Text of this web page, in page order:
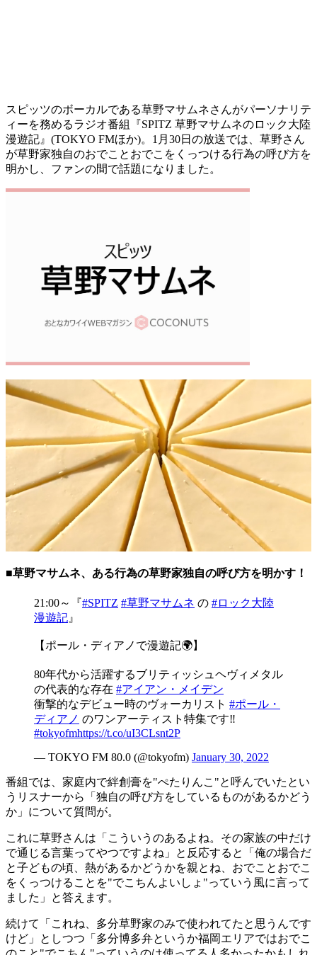
スピッツのボーカルである草野マサムネさんがパーソナリテ
ィーを務めるラジオ番組『SPITZ 草野マサムネのロック大陸
漫遊記』(TOKYO FMほか)。1月30日の放送では、草野さん
が草野家独自のおでことおでこをくっつける行為の呼び方を
明かし、ファンの間で話題になりました。
■草野マサムネ、ある行為の草野家独自の呼び方を明かす！
21:00～『#SPITZ #草野マサムネ の #ロック大陸
漫遊記 』
【ポール・ディアノで漫遊記🌍】
80年代から活躍するブリティッシュヘヴィメタル
の代表的な存在 #アイアン・メイデン
衝撃的なデビュー時のヴォーカリスト #ポール・
ディアノ のワンアーティスト特集です‼️
#tokyofmhttps://t.co/uI3CLsnt2P
— TOKYO FM 80.0 (@tokyofm) January 30, 2022
番組では、家庭内で絆創膏を"ぺたりんこ"と呼んでいたとい
うリスナーから「独自の呼び方をしているものがあるかどう
か」について質問が。
これに草野さんは「こういうのあるよね。その家族の中だけ
で通じる言葉ってやつですよね」と反応すると「俺の場合だ
と子どもの頃、熱があるかどうかを親とね、おでことおでこ
をくっつけることを"でこちんよいしょ"っていう風に言って
ました」と答えます。
続けて「これね、多分草野家のみで使われてたと思うんです
けど」としつつ「多分博多弁というか福岡エリアではおでこ